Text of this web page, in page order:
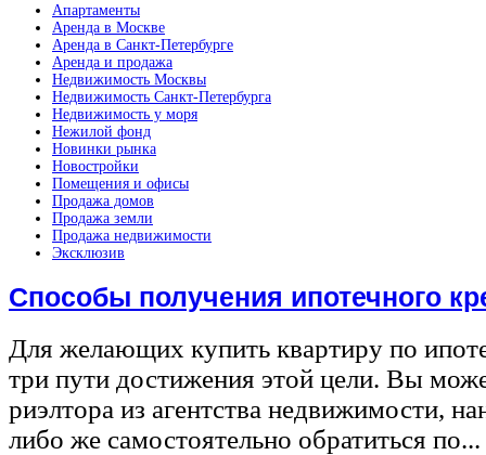
Апартаменты
Аренда в Москве
Аренда в Санкт-Петербурге
Аренда и продажа
Недвижимость Москвы
Недвижимость Санкт-Петербурга
Недвижимость у моря
Нежилой фонд
Новинки рынка
Новостройки
Помещения и офисы
Продажа домов
Продажа земли
Продажа недвижимости
Эксклюзив
Способы получения ипотечного
Для желающих купить квартиру по
три пути достижения этой цели. Вы
риэлтора из агентства недвижимости,
либо же самостоятельно обратиться по...